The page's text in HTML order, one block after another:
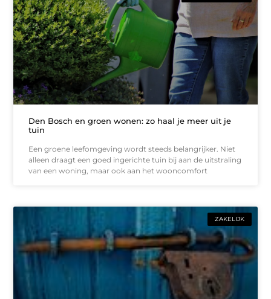
Den Bosch en groen wonen: zo haal je meer uit je
tuin
Een groene leefomgeving wordt steeds belangrijker. Niet
alleen draagt een goed ingerichte tuin bij aan de uitstraling
van een woning, maar ook aan het wooncomfort
ZAKELIJK